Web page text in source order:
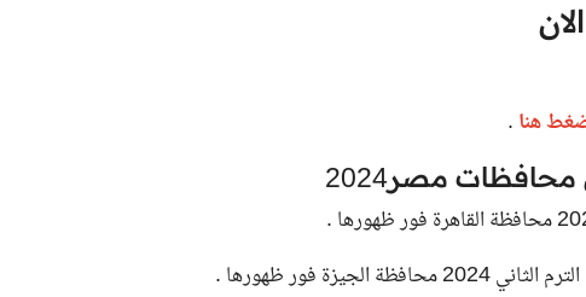
هنا .
مصر2024
فور ظهورها .